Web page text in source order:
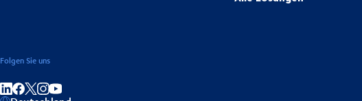
Folgen Sie uns